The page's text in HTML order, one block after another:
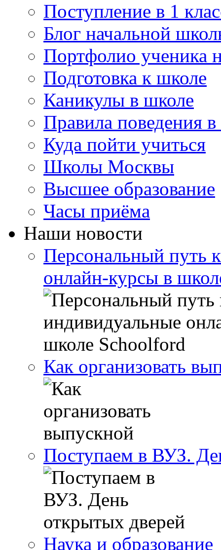
Поступление в 1
Блог начальной
Портфолио ученика
Подготовка к школе
Каникулы в школе
Правила поведения
Куда пойти учиться
Школы Москвы
Высшее образование
Часы приёма
Наши новости
Персональный путь
онлайн-курсы в
Как организовать
Поступаем в ВУЗ.
Наука и образование